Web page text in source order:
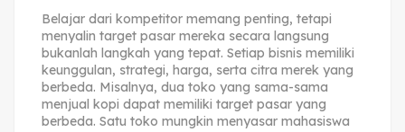
Belajar dari kompetitor memang penting, tetapi
menyalin target pasar mereka secara langsung
bukanlah langkah yang tepat. Setiap bisnis memiliki
keunggulan, strategi, harga, serta citra merek yang
berbeda. Misalnya, dua toko yang sama-sama
menjual kopi dapat memiliki target pasar yang
berbeda. Satu toko mungkin menyasar mahasiswa